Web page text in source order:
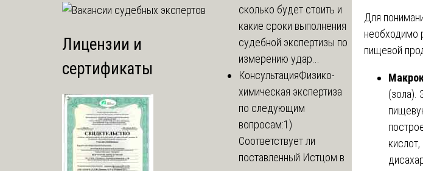
Для
необходимо
пищевой
(зола).
Лицензии и
сертификаты
сколько будет стоить и
какие сроки выполнения
судебной экспертизы по
измерению удар...
КонсультацияФизико-
химическая экспертиза
по следующим
вопросам:1)
Соответствует ли
поставленный Истцом в